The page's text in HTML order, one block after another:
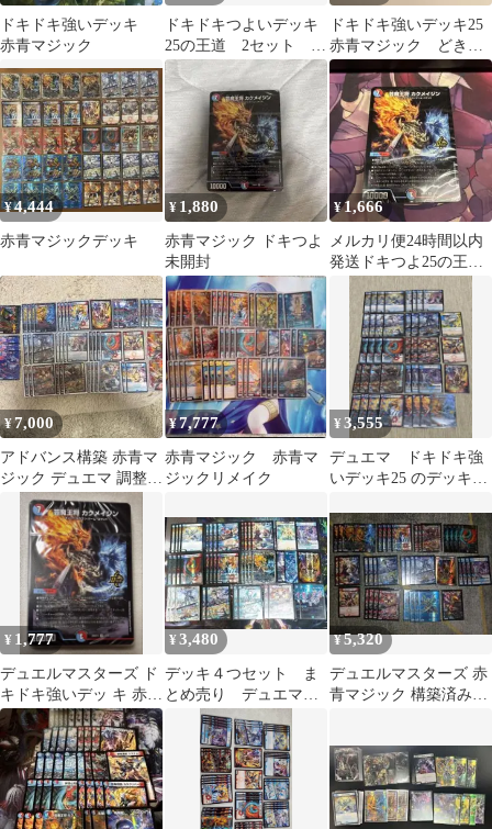
ドキドキ強いデッキ
赤青マジック
ドキドキつよいデッキ
25の王道 2セット ゴ
ルファ カクメイジン
ドキドキ強いデッキ25
赤青マジック どきつ
よ
¥4,444
赤青マジックデッキ
¥ 1,880
赤青マジック ドキつよ
未開封
¥1,666
メルカリ便24時間以内
発送ドキつよ25の王道
火水マジック 未開封 カ
クメイジン
¥7,000
アドバンス構築 赤青マ
ジック デュエマ 調整パ
ーツ付き
¥7,777
赤青マジック 赤青マ
ジックリメイク
¥3,555
デュエマ ドキドキ強
いデッキ25 のデッキ2
ランセクトデッキ
¥ 1,777
デュエルマスターズ ド
キドキ強いデッ キ 赤青
マジック 未開封
¥3,480
デッキ４つセット ま
とめ売り デュエマ格
安デッキ メルカリ便
¥5,320
デュエルマスターズ 赤
青マジック 構築済みデ